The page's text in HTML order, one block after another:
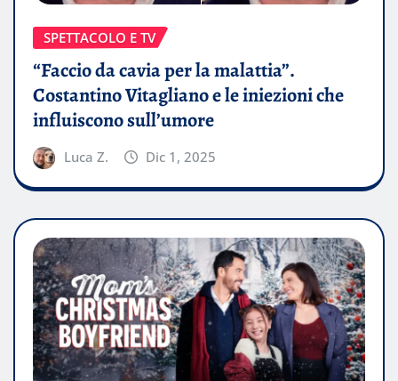
SPETTACOLO E TV
“Faccio da cavia per la malattia”.
Costantino Vitagliano e le iniezioni che
influiscono sull’umore
Luca Z. Dic 1, 2025